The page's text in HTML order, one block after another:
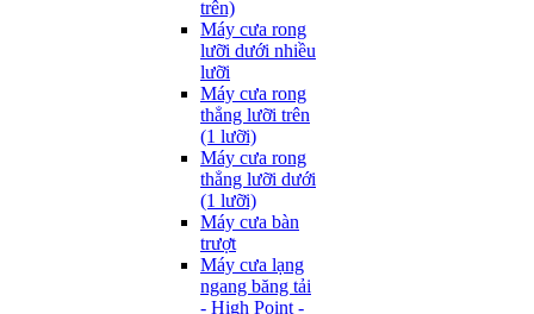
trên)
Máy cưa rong
lưỡi dưới nhiều
lưỡi
Máy cưa rong
thẳng lưỡi trên
(1 lưỡi)
Máy cưa rong
thẳng lưỡi dưới
(1 lưỡi)
Máy cưa bàn
trượt
Máy cưa lạng
ngang băng tải
- High Point -